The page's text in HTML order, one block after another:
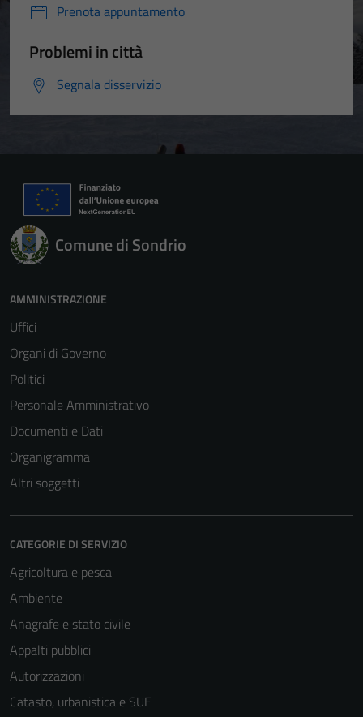
Prenota appuntamento
Problemi in città
Segnala disservizio
Comune di Sondrio
AMMINISTRAZIONE
Uffici
Organi di Governo
Politici
Personale Amministrativo
Documenti e Dati
Organigramma
Altri soggetti
CATEGORIE DI SERVIZIO
Agricoltura e pesca
Ambiente
Anagrafe e stato civile
Appalti pubblici
Autorizzazioni
Catasto, urbanistica e SUE